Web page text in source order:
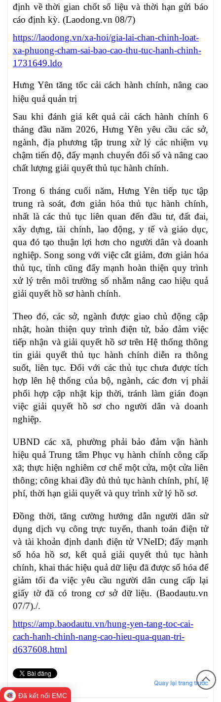
định về thời gian chốt số liệu và thời hạn gửi báo
cáo định kỳ. (Laodong.vn 08/7)
https://laodong.vn/xa-hoi/gia-lai-chan-chinh-loat-
xa-phuong-cham-sai-bao-cao-thu-tuc-hanh-chinh-
1731649.ldo
Hưng Yên tăng tốc cải cách hành chính, nâng cao
hiệu quả quản trị
Sau khi đánh giá kết quả cải cách hành chính 6
tháng đầu năm 2026, Hưng Yên yêu cầu các sở,
ngành, địa phương tập trung xử lý các nhiệm vụ
chậm tiến độ, đẩy mạnh chuyển đổi số và nâng cao
chất lượng giải quyết thủ tục hành chính.
Trong 6 tháng cuối năm, Hưng Yên tiếp tục tập
trung rà soát, đơn giản hóa thủ tục hành chính,
nhất là các thủ tục liên quan đến đầu tư, đất đai,
xây dựng, tài chính, lao động, y tế và giáo dục,
qua đó tạo thuận lợi hơn cho người dân và doanh
nghiệp. Song song với việc cắt giảm, đơn giản hóa
thủ tục, tỉnh cũng đẩy mạnh hoàn thiện quy trình
xử lý trên môi trường số nhằm nâng cao hiệu quả
giải quyết hồ sơ hành chính.
Theo đó, các sở, ngành được giao chủ động cập
nhật, hoàn thiện quy trình điện tử, bảo đảm việc
tiếp nhận và giải quyết hồ sơ trên Hệ thống thông
tin giải quyết thủ tục hành chính diễn ra thông
suốt, liên tục. Đối với các thủ tục chưa được tích
hợp lên hệ thống của bộ, ngành, các đơn vị phải
phối hợp cập nhật kịp thời, tránh làm gián đoạn
việc giải quyết hồ sơ cho người dân và doanh
nghiệp.
UBND các xã, phường phải bảo đảm vận hành
hiệu quả Trung tâm Phục vụ hành chính công cấp
xã; thực hiện nghiêm cơ chế một cửa, một cửa liên
thông; công khai đầy đủ thủ tục hành chính, phí, lệ
phí, thời hạn giải quyết và quy trình xử lý hồ sơ.
Đồng thời, tăng cường hướng dẫn người dân sử
dụng dịch vụ công trực tuyến, thanh toán điện tử
và tài khoản định danh điện tử VNeID; đẩy mạnh
số hóa hồ sơ, kết quả giải quyết thủ tục hành
chính, khai thác hiệu quả dữ liệu đã được số hóa để
giảm tối đa việc yêu cầu người dân cung cấp lại
giấy tờ đã có trong cơ sở dữ liệu. (Baodautu.vn
07/7)./.
https://amp.baodautu.vn/hung-yen-tang-toc-cai-
cach-hanh-chinh-nang-cao-hieu-qua-quan-tri-
d637608.html
Quay lại trang trước
Đã kết nối EMC